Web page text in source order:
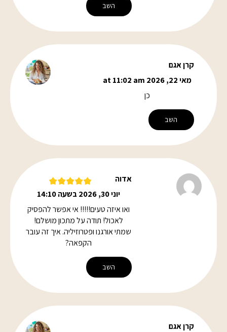
השב
קרן אגם
מאי 22, 2026 at 11:02 am
כן
השב
אדוה
יוני 30, 2026 בשעה 14:10
ואו איזה טעים!!!!! אי אפשר להפסיק
לאכול! תודה על מתכון מושלם!
שמתי אורגנו ופטרוזיליה. איך זה עובר
הקפאה?
השב
קרן אגם